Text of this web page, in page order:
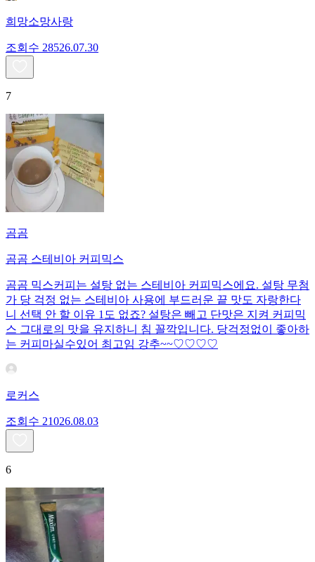
희망소망사랑
조회수 28526.07.30
7
곰곰
곰곰 스테비아 커피믹스
곰곰 믹스커피는 설탕 없는 스테비아 커피믹스에요. 설탕 무첨
가 당 걱정 없는 스테비아 사용에 부드러운 끝 맛도 자랑한다
니 선택 안 할 이유 1도 없죠? 설탕은 빼고 단맛은 지켜 커피믹
스 그대로의 맛을 유지하니 침 꼴깍입니다. 당걱정없이 좋아하
는 커피마실수있어 최고임 강추~~♡♡♡♡
로커스
조회수 21026.08.03
6